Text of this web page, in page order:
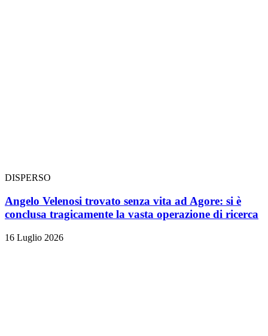
DISPERSO
Angelo Velenosi trovato senza vita ad Agore: si è
conclusa tragicamente la vasta operazione di ricerca
16 Luglio 2026